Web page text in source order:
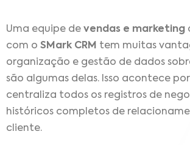
Uma equipe de vendas e marketing
com o SMark CRM tem muitas
organização e gestão de dados
são algumas delas. Isso acontece
centraliza todos os registros de
históricos completos de
cliente.